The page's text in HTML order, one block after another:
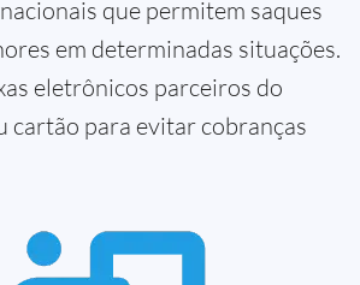
que permitem saques
em determinadas situações.
eletrônicos parceiros do
cartão para evitar cobranças